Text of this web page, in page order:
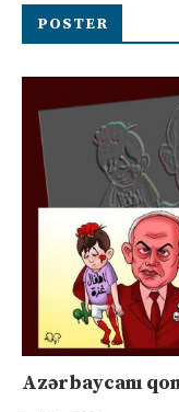
POSTER
Azərbaycanı